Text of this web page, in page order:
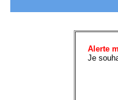
Alerte
Je